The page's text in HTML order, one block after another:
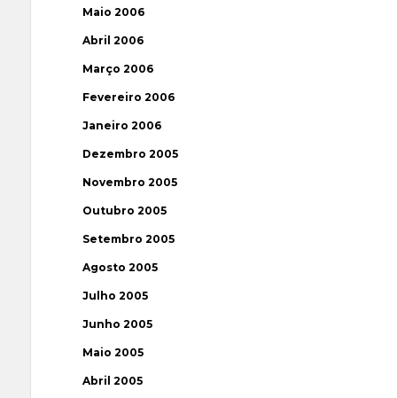
Maio 2006
Abril 2006
Março 2006
Fevereiro 2006
Janeiro 2006
Dezembro 2005
Novembro 2005
Outubro 2005
Setembro 2005
Agosto 2005
Julho 2005
Junho 2005
Maio 2005
Abril 2005